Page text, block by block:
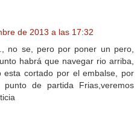
de 2013 a las 17:32
no se, pero por poner un pero,
habrá que navegar rio arriba,
esta cortado por el embalse, por
de partida Frias,veremos